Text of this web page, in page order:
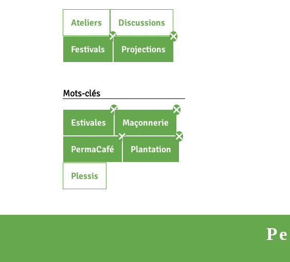
Ateliers Discussions
Festivals Projections
Mots-clés
Estivales Maçonnerie
PermaCafé Plantation
Plessis